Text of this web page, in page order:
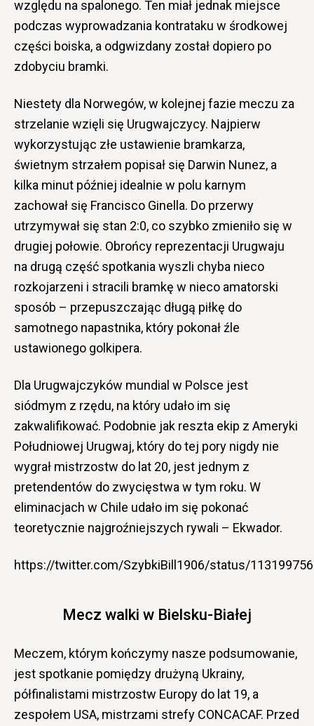
względu na spalonego. Ten miał jednak miejsce
podczas wyprowadzania kontrataku w środkowej
części boiska, a odgwizdany został dopiero po
zdobyciu bramki.
Niestety dla Norwegów, w kolejnej fazie meczu za
strzelanie wzięli się Urugwajczycy. Najpierw
wykorzystując złe ustawienie bramkarza,
świetnym strzałem popisał się Darwin Nunez, a
kilka minut później idealnie w polu karnym
zachował się Francisco Ginella. Do przerwy
utrzymywał się stan 2:0, co szybko zmieniło się w
drugiej połowie. Obrońcy reprezentacji Urugwaju
na drugą część spotkania wyszli chyba nieco
rozkojarzeni i stracili bramkę w nieco amatorski
sposób – przepuszczając długą piłkę do
samotnego napastnika, który pokonał źle
ustawionego golkipera.
Dla Urugwajczyków mundial w Polsce jest
siódmym z rzędu, na który udało im się
zakwalifikować. Podobnie jak reszta ekip z Ameryki
Południowej Urugwaj, który do tej pory nigdy nie
wygrał mistrzostw do lat 20, jest jednym z
pretendentów do zwycięstwa w tym roku. W
eliminacjach w Chile udało im się pokonać
teoretycznie najgroźniejszych rywali – Ekwador.
https://twitter.com/SzybkiBill1906/status/
Mecz walki w Bielsku-Białej
Meczem, którym kończymy nasze podsumowanie,
jest spotkanie pomiędzy drużyną Ukrainy,
półfinalistami mistrzostw Europy do lat 19, a
zespołem USA, mistrzami strefy CONCACAF. Przed